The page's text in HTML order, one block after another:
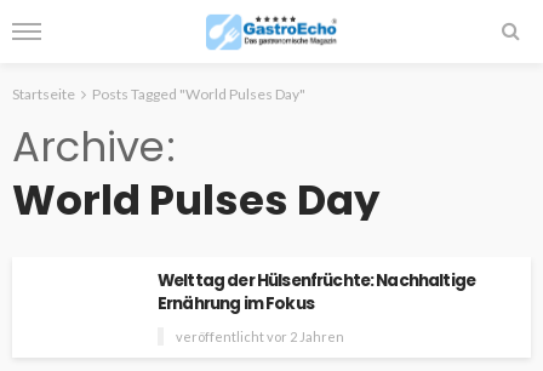
Startseite Posts Tagged "World Pulses Day"
Archive
World Pulses Day
Welttag der Hülsenfrüchte: Nachhaltige
Ernährung im Fokus
veröffentlicht vor 2 Jahren